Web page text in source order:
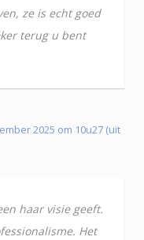
ze is echt goed
terug u bent
2025 om 10u27 (uit
haar visie geeft.
Het